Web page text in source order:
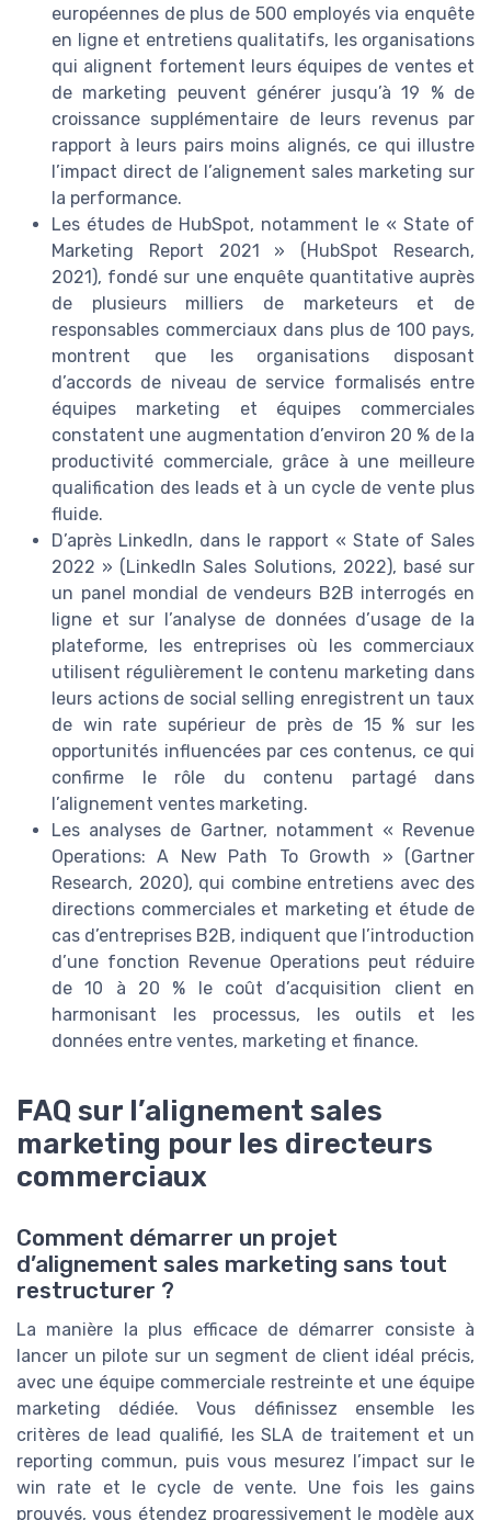
européennes de plus de 500 employés via enquête
en ligne et entretiens qualitatifs, les organisations
qui alignent fortement leurs équipes de ventes et
de marketing peuvent générer jusqu’à 19 % de
croissance supplémentaire de leurs revenus par
rapport à leurs pairs moins alignés, ce qui illustre
l’impact direct de l’alignement sales marketing sur
la performance.
Les études de HubSpot, notamment le « State of
Marketing Report 2021 » (HubSpot Research,
2021), fondé sur une enquête quantitative auprès
de plusieurs milliers de marketeurs et de
responsables commerciaux dans plus de 100 pays,
montrent que les organisations disposant
d’accords de niveau de service formalisés entre
équipes marketing et équipes commerciales
constatent une augmentation d’environ 20 % de la
productivité commerciale, grâce à une meilleure
qualification des leads et à un cycle de vente plus
fluide.
D’après LinkedIn, dans le rapport « State of Sales
2022 » (LinkedIn Sales Solutions, 2022), basé sur
un panel mondial de vendeurs B2B interrogés en
ligne et sur l’analyse de données d’usage de la
plateforme, les entreprises où les commerciaux
utilisent régulièrement le contenu marketing dans
leurs actions de social selling enregistrent un taux
de win rate supérieur de près de 15 % sur les
opportunités influencées par ces contenus, ce qui
confirme le rôle du contenu partagé dans
l’alignement ventes marketing.
Les analyses de Gartner, notamment « Revenue
Operations: A New Path To Growth » (Gartner
Research, 2020), qui combine entretiens avec des
directions commerciales et marketing et étude de
cas d’entreprises B2B, indiquent que l’introduction
d’une fonction Revenue Operations peut réduire
de 10 à 20 % le coût d’acquisition client en
harmonisant les processus, les outils et les
données entre ventes, marketing et finance.
FAQ sur l’alignement sales
marketing pour les directeurs
commerciaux
Comment démarrer un projet
d’alignement sales marketing sans tout
restructurer ?
La manière la plus efficace de démarrer consiste à
lancer un pilote sur un segment de client idéal précis,
avec une équipe commerciale restreinte et une équipe
marketing dédiée. Vous définissez ensemble les
critères de lead qualifié, les SLA de traitement et un
reporting commun, puis vous mesurez l’impact sur le
win rate et le cycle de vente. Une fois les gains
prouvés, vous étendez progressivement le modèle aux